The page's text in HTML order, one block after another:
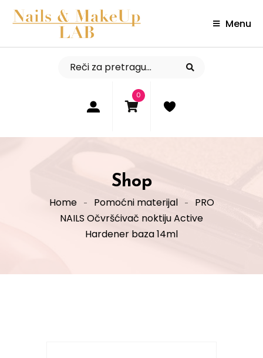
Menu
0
Shop
Home Pomoćni materijal
PRO
NAILS Očvršćivač noktiju Active
Hardener baza 14ml